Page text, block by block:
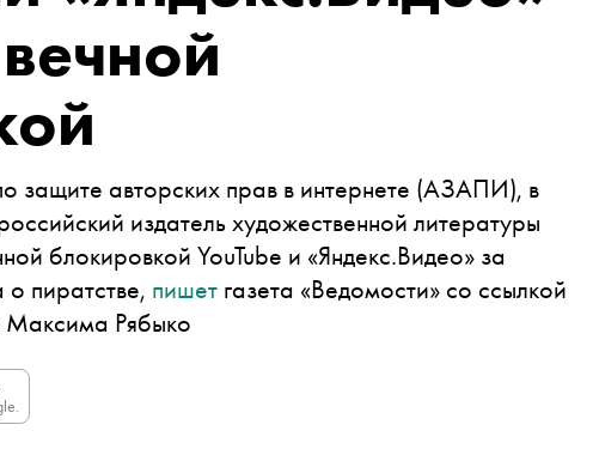
защите авторских прав в интернете (АЗАПИ), в
издатель художественной литературы
блокировкой YouTube и «Яндекс.Видео» за
пиратстве, пишет газета «Ведомости» со ссылкой
Максима Рябыко